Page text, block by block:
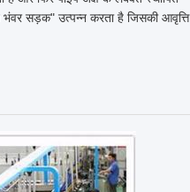
भंवर सड़क" उत्पन्न करता है जिसकी आवृत्ति